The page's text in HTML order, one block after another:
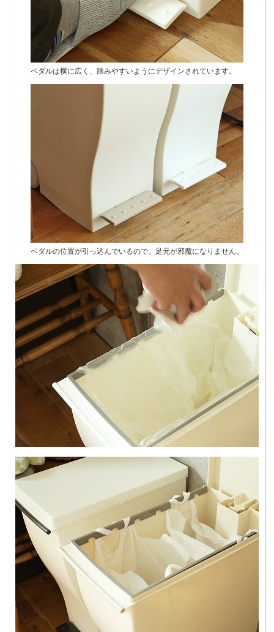
ペダルは横に広く、踏みやすいようにデザインされています。
ペダルの位置が引っ込んでいるので、足元が邪魔になりません。